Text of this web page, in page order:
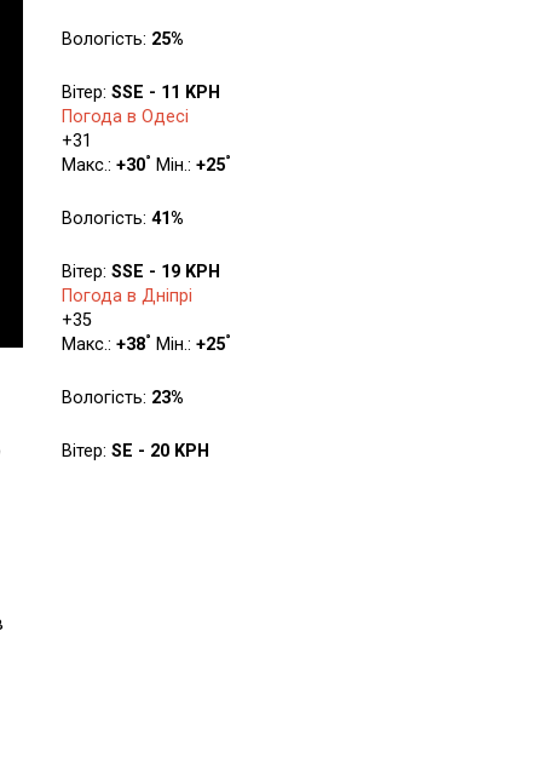
Вологість: 25%
Вітер: SSE - 11 KPH
Погода в Одесі
+31
Макс.: +30° Мін.: +25°
Вологість: 41%
Вітер: SSE - 19 KPH
Погода в Дніпрі
+35
Макс.: +38° Мін.: +25°
Вологість: 23%
Вітер: SE - 20 KPH